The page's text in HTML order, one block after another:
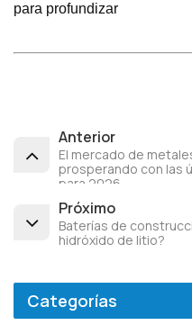
para profundizar
Anterior
El mercado de
prosperando con las
para 2026
Próximo
Baterías de
hidróxido de litio?
Categorías